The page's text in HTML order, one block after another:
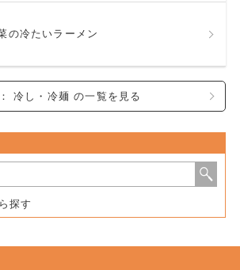
の冷たいラーメン
レシピ： 冷し・冷麺 の一覧を見る
探す